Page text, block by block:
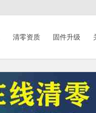
清零资质 固件升级